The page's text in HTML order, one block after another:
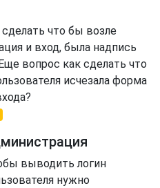
что бы возле
и вход, была надпись
вопрос как сделать что
исчезала форма
выводить логин
нужно